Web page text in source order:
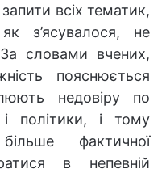
всіх тематик,
з’ясувалося, не
словами вчених,
пояснюється
недовіру по
політики, і тому
фактичної
в непевній